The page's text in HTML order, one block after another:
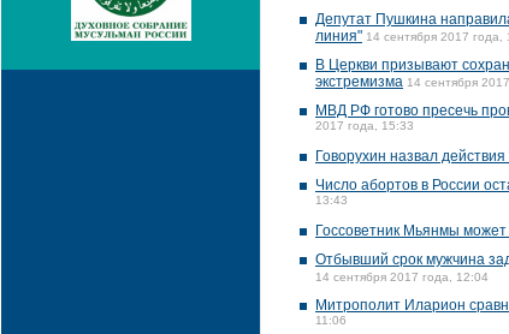
Депутат Пушкина
линия" 14 сентября 2017 года,
В Церкви призывают
экстремизма 14 сентября
МВД РФ готово пресечь
2017 года, 15:33
Говорухин назвал
Число абортов в России
13:43
Госсоветник Мьянмы
Отбывший срок мужчина
14 сентября 2017 года, 12:04
Митрополит Иларион
11:06